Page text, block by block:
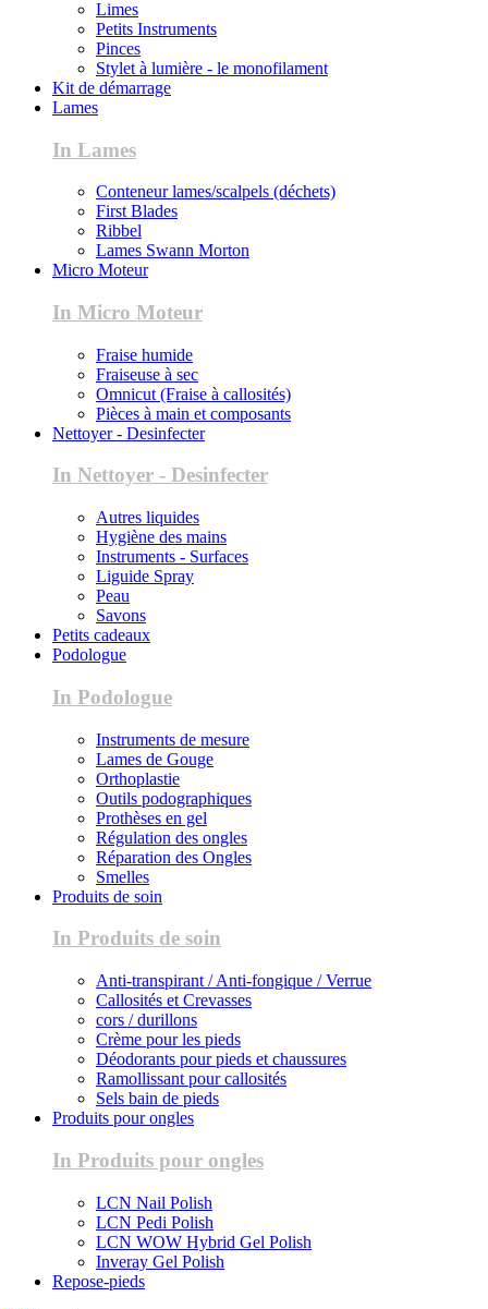
Limes
Petits Instruments
Pinces
Stylet à lumière - le monofilament
Kit de démarrage
Lames
In Lames
Conteneur lames/scalpels (déchets)
First Blades
Ribbel
Lames Swann Morton
Micro Moteur
In Micro Moteur
Fraise humide
Fraiseuse à sec
Omnicut (Fraise à callosités)
Pièces à main et composants
Nettoyer - Desinfecter
In Nettoyer - Desinfecter
Autres liquides
Hygiène des mains
Instruments - Surfaces
Liguide Spray
Peau
Savons
Petits cadeaux
Podologue
In Podologue
Instruments de mesure
Lames de Gouge
Orthoplastie
Outils podographiques
Prothèses en gel
Régulation des ongles
Réparation des Ongles
Smelles
Produits de soin
In Produits de soin
Anti-transpirant / Anti-fongique / Verrue
Callosités et Crevasses
cors / durillons
Crème pour les pieds
Déodorants pour pieds et chaussures
Ramollissant pour callosités
Sels bain de pieds
Produits pour ongles
In Produits pour ongles
LCN Nail Polish
LCN Pedi Polish
LCN WOW Hybrid Gel Polish
Inveray Gel Polish
Repose-pieds